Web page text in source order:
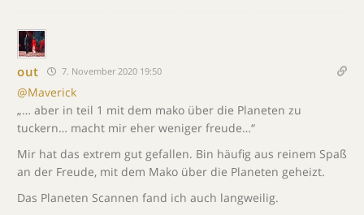
out 7. November 2020 19:50
@Maverick
„… aber in teil 1 mit dem mako über die Planeten zu
tuckern… macht mir eher weniger freude…“
Mir hat das extrem gut gefallen. Bin häufig aus reinem Spaß
an der Freude, mit dem Mako über die Planeten geheizt.
Das Planeten Scannen fand ich auch langweilig.